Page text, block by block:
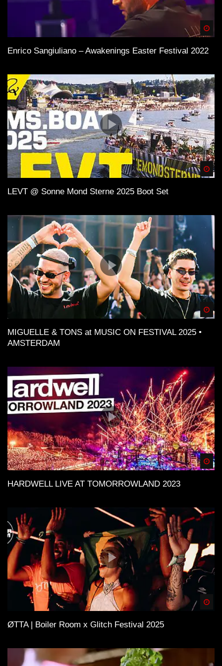
Enrico Sangiuliano – Awakenings Easter Festival 2022
LEVT @ Sonne Mond Sterne 2025 Boot Set
MIGUELLE & TONS at MUSIC ON FESTIVAL 2025 •
AMSTERDAM
HARDWELL LIVE AT TOMORROWLAND 2023
ØTTA | Boiler Room x Glitch Festival 2025